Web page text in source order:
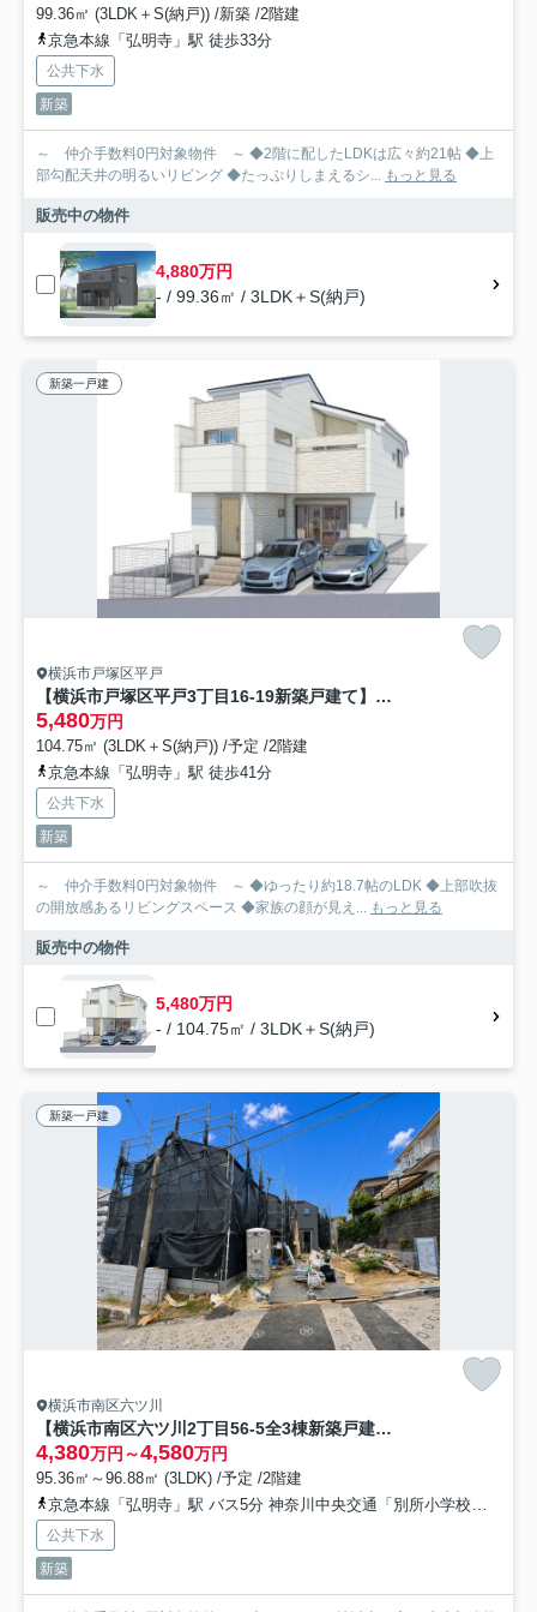
99.36㎡ (3LDK＋S(納戸)) /新築 /2階建
京急本線「弘明寺」駅 徒歩33分
公共下水
新築
～ 仲介手数料0円対象物件 ～ ◆2階に配したLDKは広々約21帖 ◆上
部勾配天井の明るいリビング ◆たっぷりしまえるシ... もっと見る
販売中の物件
4,880万円
- / 99.36㎡ / 3LDK＋S(納戸)
新築一戸建
横浜市戸塚区平戸
【横浜市戸塚区平戸3丁目16-19新築戸建て】★仲介手数料無料★（境木小学校・境木中学校）
5,480万円
104.75㎡ (3LDK＋S(納戸)) /予定 /2階建
京急本線「弘明寺」駅 徒歩41分
公共下水
新築
～ 仲介手数料0円対象物件 ～ ◆ゆったり約18.7帖のLDK ◆上部吹抜
の開放感あるリビングスペース ◆家族の顔が見え... もっと見る
販売中の物件
5,480万円
- / 104.75㎡ / 3LDK＋S(納戸)
新築一戸建
横浜市南区六ツ川
【横浜市南区六ツ川2丁目56-5全3棟新築戸建て】★仲介手数料無料★（別所小学校・六ツ川中学校）
4,380万円～4,580万円
95.36㎡～96.88㎡ (3LDK) /予定 /2階建
京急本線「弘明寺」駅 バス5分 神奈川中央交通「別所小学校入口」 停歩2分
公共下水
新築